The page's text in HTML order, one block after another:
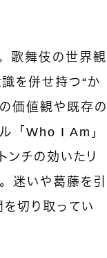
歌舞伎の世界観
を併せ持つ“か
価値観や既存の
「Who I Am」
チの効いたリ
迷いや葛藤を引
切り取ってい